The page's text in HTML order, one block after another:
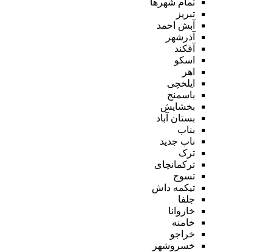
تبریز
آبش احمد
آذرشهر
آقکند
اسکو
اهر
ایلخچی
باسمنج
بخشایش
بستان آباد
بناب
ناب جدید
ترک
ترکمانچای
تسوج
تیکمه داش
جلفا
خاروانا
خامنه
خراجو
خسروشهر